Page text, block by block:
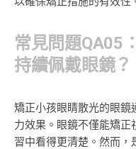
常見問題QA05
持續佩戴眼鏡？
矯正小孩眼睛散光的眼鏡
力效果。眼鏡不僅能矯
習中看得更清楚。然而，